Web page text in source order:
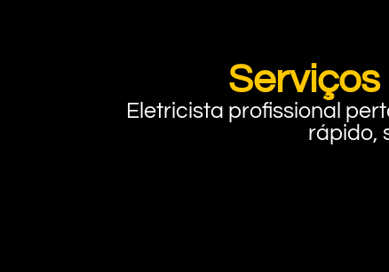
Eletricista profissional
rápido,